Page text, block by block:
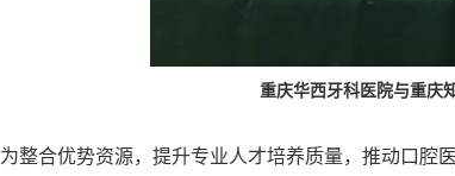
重庆华西牙科医院与重庆
为整合优势资源，提升专业人才培养质量，推动口腔